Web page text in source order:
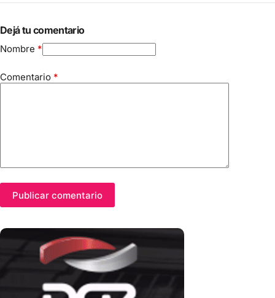
Dejá tu comentario
Nombre *
Comentario *
Publicar comentario